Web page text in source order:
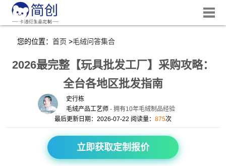
您的位置：首页 >毛绒问答集合
2026最完整【玩具批发工厂】采购攻略：
全台各地区批发指南
史行栋
毛绒产品工艺师 - 拥有10年毛绒制品经验
最后更新日期：2026-07-22 阅读量： 875次
立即获取定制报价